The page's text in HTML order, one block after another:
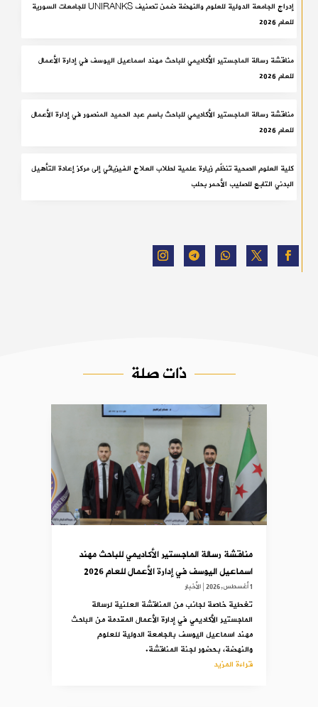
إدراج الجامعة الدولية للعلوم والنهضة ضمن تصنيف UNIRANKS للجامعات السورية
للعام 2026
مناقشة رسالة الماجستير الأكاديمي للباحث مهند اسماعيل اليوسف في إدارة الأعمال
للعام 2026
مناقشة رسالة الماجستير الأكاديمي للباحث باسم عبد الحميد المنصور في إدارة الأعمال
للعام 2026
كلية العلوم الصحية تنظّم زيارة علمية لطلاب العلاج الفيزيائي إلى مركز إعادة التأهيل
البدني التابع للصليب الأحمر بحلب
ذات صلة
مناقشة رسالة الماجستير الأكاديمي للباحث مهند
اسماعيل اليوسف في إدارة الأعمال للعام 2026
1 أغسطس,2026 |الأخبار
تغطية خاصة لجانب من المناقشة العلنية لرسالة
الماجستير الأكاديمي في إدارة الأعمال المقدمة من الباحث
مهند اسماعيل اليوسف بالجامعة الدولية للعلوم
والنهضة، بحضور لجنة المناقشة.
قراءة المزيد